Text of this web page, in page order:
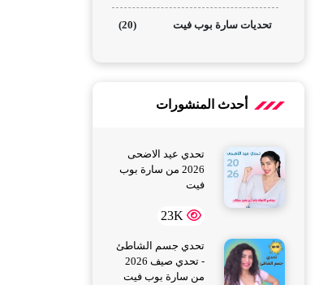
تحديات سارة بوب فيت (20)
أحدث المنشورات
تحدي عيد الاضحى
2026 من سارة بوب
فيت
23K
تحدي جسم الشاطئ
- تحدي صيف 2026
من سارة بوب فيت